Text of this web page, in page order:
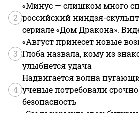
2
«Минус — слишком много
российский ниндзя-
сериале «Дом Дракона».
3
«Август принесет новые
Глоба назвала, кому из
улыбнется удача
4
Надвигается волна
ученые потребовали
безопасность